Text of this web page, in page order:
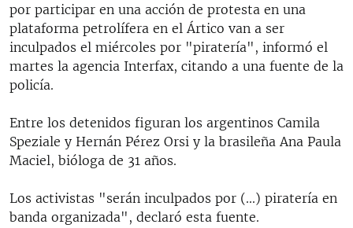
por participar en una acción de protesta en una
plataforma petrolífera en el Ártico van a ser
inculpados el miércoles por "piratería", informó el
martes la agencia Interfax, citando a una fuente de la
policía.
Entre los detenidos figuran los argentinos Camila
Speziale y Hernán Pérez Orsi y la brasileña Ana Paula
Maciel, bióloga de 31 años.
Los activistas "serán inculpados por (...) piratería en
banda organizada", declaró esta fuente.